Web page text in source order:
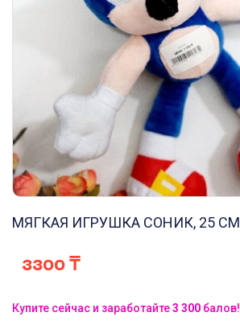
МЯГКАЯ ИГРУШКА СОНИК, 25 СМ
3300₸
Купите сейчас и заработайте3 300 балов!